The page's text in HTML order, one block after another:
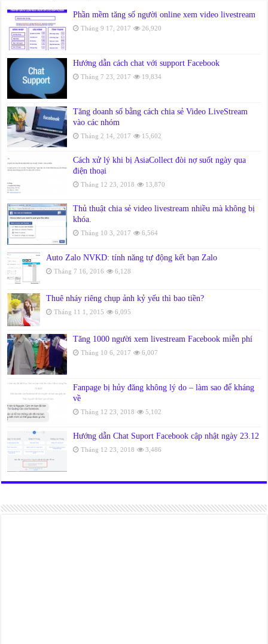
Phần mềm tăng số người online xem video livestream
Tháng 9 17, 2017 26,920
Hướng dẫn cách chat với support Facebook
Tháng 7 23, 2017 19,834
Tăng doanh số bằng cách chia sẻ Video LiveStream
vào các nhóm
Tháng 2 14, 2017 15,602
Cách xử lý khi bị AsiaCollect đòi nợ suốt ngày qua
điện thoại
Tháng 12 23, 2018 13,870
Thủ thuật chia sẻ video livestream nhiều mà không bị
khóa.
Tháng 10 3, 2017 6,564
Auto Zalo NVKD: tính năng tự động kết bạn Zalo
Tháng 7 16, 2016 6,128
Thuê nháy riêng chụp ảnh kỷ yếu thì bao tiền?
Tháng 11 1, 2015 6,095
Tăng 1000 người xem livestream Facebook miễn phí
Tháng 10 6, 2017 6,007
Fanpage bị hủy đăng không lý do – làm sao để kháng
về
Tháng 12 23, 2018 5,102
Hướng dẫn Chat Suport Facebook cập nhật ngày 23.12
Tháng 12 23, 2018 3,486